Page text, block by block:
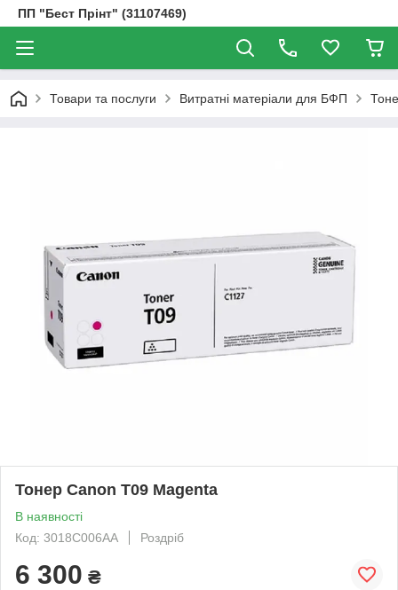
ПП "Бест Прінт" (31107469)
Товари та послуги Витратні матеріали для БФП
Тонер Canon T09 Magenta
В наявності
Код: 3018C006AA
Роздріб
6 300 ₴